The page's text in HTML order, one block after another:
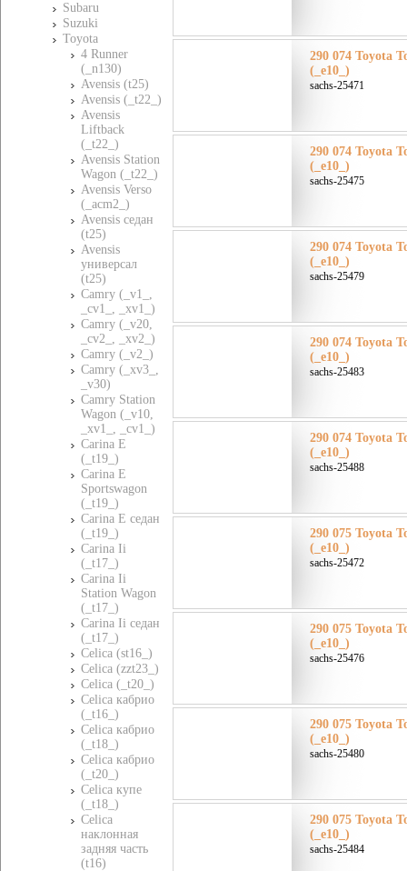
Subaru
Suzuki
Toyota
4 Runner
(_n130)
Avensis (t25)
Avensis (_t22_)
Avensis
Liftback
(_t22_)
Avensis Station
Wagon (_t22_)
Avensis Verso
(_acm2_)
Avensis седан
(t25)
Avensis
универсал
(t25)
Camry (_v1_,
_cv1_, _xv1_)
Camry (_v20,
_cv2_, _xv2_)
Camry (_v2_)
Camry (_xv3_,
_v30)
Camry Station
Wagon (_v10,
_xv1_, _cv1_)
Carina E
(_t19_)
Carina E
Sportswagon
(_t19_)
Carina E седан
(_t19_)
Carina Ii
(_t17_)
Carina Ii
Station Wagon
(_t17_)
Carina Ii седан
(_t17_)
Celica (st16_)
Celica (zzt23_)
Celica (_t20_)
Celica кабрио
(_t16_)
Celica кабрио
(_t18_)
Celica кабрио
(_t20_)
Celica купе
(_t18_)
Celica
наклонная
задняя часть
(t16)
290 074 Toyota
(_e10_)
sachs-25471
290 074 Toyota
(_e10_)
sachs-25475
290 074 Toyota
(_e10_)
sachs-25479
290 074 Toyota
(_e10_)
sachs-25483
290 074 Toyota
(_e10_)
sachs-25488
290 075 Toyota
(_e10_)
sachs-25472
290 075 Toyota
(_e10_)
sachs-25476
290 075 Toyota
(_e10_)
sachs-25480
290 075 Toyota
(_e10_)
sachs-25484